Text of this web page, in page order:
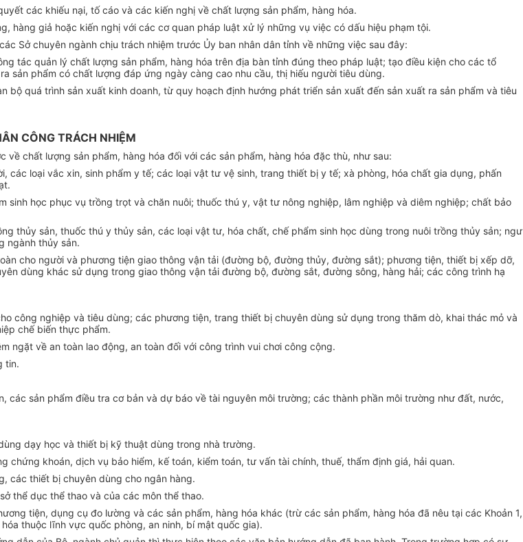
các khiếu nại, tố cáo và các kiến nghị về chất lượng sản phẩm, hàng hóa.
hàng giả hoặc kiến nghị với các cơ quan pháp luật xử lý những vụ việc có dấu hiệu phạm tội.
Sở chuyên ngành chịu trách nhiệm trước Ủy ban nhân dân tỉnh về những việc sau đây:
tác quản lý chất lượng sản phẩm, hàng hóa trên địa bàn tỉnh đúng theo pháp luật; tạo điều kiện cho các tổ
sản phẩm có chất lượng đáp ứng ngày càng cao nhu cầu, thị hiếu người tiêu dùng.
quá trình sản xuất kinh doanh, từ quy hoạch định hướng phát triển sản xuất đến sản xuất ra sản phẩm và tiêu
CÔNG TRÁCH NHIỆM
chất lượng sản phẩm, hàng hóa đối với các sản phẩm, hàng hóa đặc thù, như sau:
các loại vắc xin, sinh phẩm y tế; các loại vật tư vệ sinh, trang thiết bị y tế; xà phòng, hóa chất gia dụng, phấn
học phục vụ trồng trọt và chăn nuôi; thuốc thú y, vật tư nông nghiệp, lâm nghiệp và diêm nghiệp; chất bảo
thủy sản, thuốc thú y thủy sản, các loại vật tư, hóa chất, chế phẩm sinh học dùng trong nuôi trồng thủy sản; ngư
ngành thủy sản.
cho người và phương tiện giao thông vận tải (đường bộ, đường thủy, đường sắt); phương tiện, thiết bị xếp dỡ,
dùng khác sử dụng trong giao thông vận tải đường bộ, đường sắt, đường sông, hàng hải; các công trình hạ
công nghiệp và tiêu dùng; các phương tiện, trang thiết bị chuyên dùng sử dụng trong thăm dò, khai thác mỏ và
chế biến thực phẩm.
ngặt về an toàn lao động, an toàn đối với công trình vui chơi công cộng.
tin.
các sản phẩm điều tra cơ bản và dự báo về tài nguyên môi trường; các thành phần môi trường như đất, nước,
dạy học và thiết bị kỹ thuật dùng trong nhà trường.
khoán, dịch vụ bảo hiểm, kế toán, kiểm toán, tư vấn tài chính, thuế, thẩm định giá, hải quan.
các thiết bị chuyên dùng cho ngân hàng.
thể dục thể thao và của các môn thể thao.
tiện, dụng cụ đo lường và các sản phẩm, hàng hóa khác (trừ các sản phẩm, hàng hóa đã nêu tại các Khoản 1,
thuộc lĩnh vực quốc phòng, an ninh, bí mật quốc gia).